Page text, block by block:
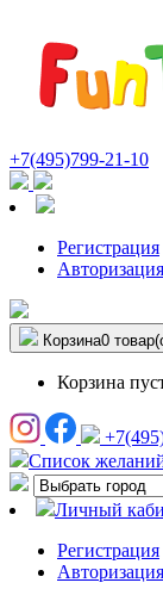
+7(495)799-21-10
Регистрация
Авторизация
Корзина0
Корзина
Список
Личный
Регистрация
Авторизация